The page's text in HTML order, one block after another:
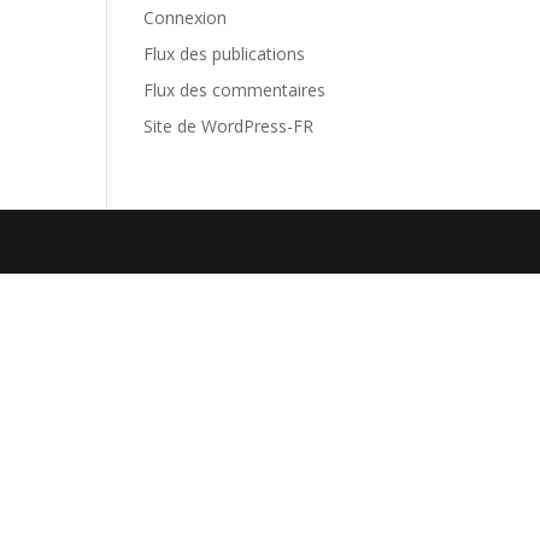
Connexion
Flux des publications
Flux des commentaires
Site de WordPress-FR